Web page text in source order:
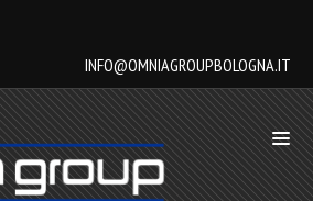
INFO@OMNIAGROUPBOLOGNA.IT